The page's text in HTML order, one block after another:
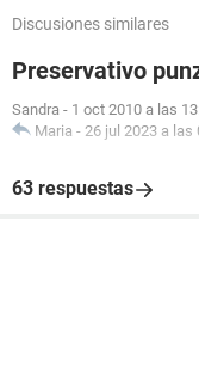
Discusiones similares
Preservativo
Sandra - 1 oct 2010 a las
Maria - 26 jul 2023 a las
63 respuestas